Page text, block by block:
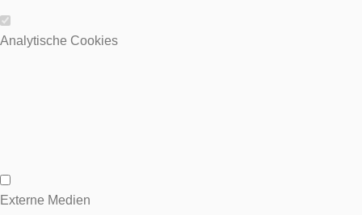
Wesentliche Cookies
Analytische Cookies
Analytische Cookies
Externe Medien